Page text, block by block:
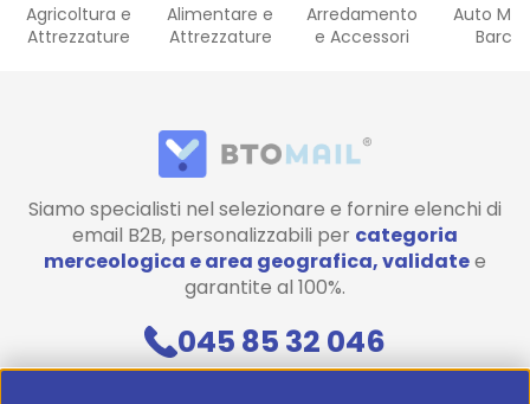
Agricoltura e
Attrezzature
Alimentare e
Attrezzature
Arredamento
e Accessori
Auto
Siamo specialisti nel selezionare e fornire elenchi di
email B2B, personalizzabili per categoria
merceologica e area geografica, validatee
garantite al 100%.
045 85 32 046